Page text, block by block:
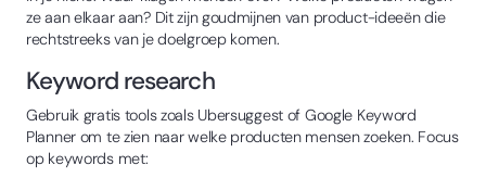
ze aan elkaar aan? Dit zijn goudmijnen van product-ideeën die
rechtstreeks van je doelgroep komen.
Keyword research
Gebruik gratis tools zoals Ubersuggest of Google Keyword
Planner om te zien naar welke producten mensen zoeken. Focus
op keywords met: